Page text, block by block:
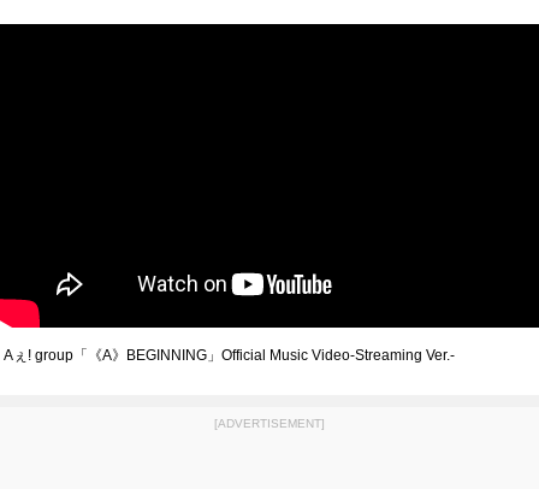
Aぇ! group「《A》BEGINNING」Official Music Video‐Streaming Ver.‐
[ADVERTISEMENT]